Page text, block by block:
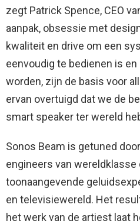
zegt Patrick Spence, CEO
aanpak, obsessie met
kwaliteit en drive om een
eenvoudig te bedienen is
worden, zijn de basis voor
ervan overtuigd dat we de
smart speaker ter wereld
Sonos Beam is getuned
engineers van
toonaangevende
en televisiewereld. Het
het werk van de artiest laat